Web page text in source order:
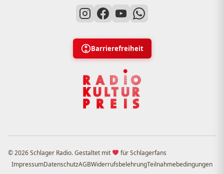
Barrierefreiheit
© 2026 Schlager Radio. Gestaltet mit
für Schlagerfans
ImpressumDatenschutzAGBWiderrufsbelehrungTeilnahmebedingungen